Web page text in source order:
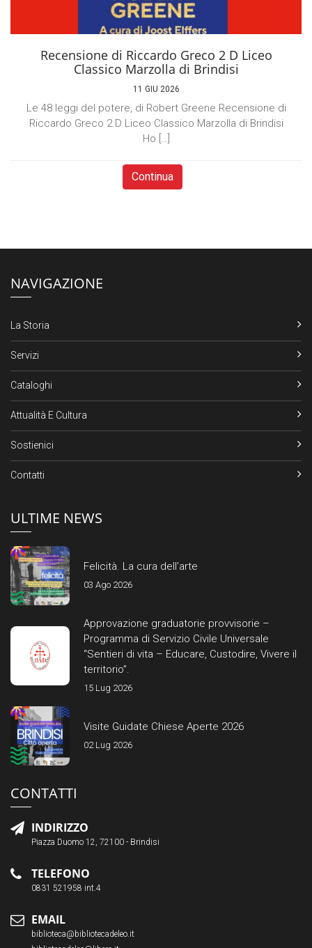
Recensione di Riccardo Greco 2 D Liceo
Classico Marzolla di Brindisi
11 GIU 2026
Le 48 leggi del potere, di Robert Greene Recensione di
Riccardo Greco 2 D Liceo Classico Marzolla di Brindisi
Ho […]
Continua
NAVIGAZIONE
La Storia
Servizi
Cataloghi
Attualità E Cultura
Sostienici
Contatti
ULTIME NEWS
Felicità. La cura dell’arte
03 Ago 2026
Approvazione graduatorie provvisorie –
Programma di Servizio Civile Universale
“Sentieri di vita – Educare, Custodire, Vivere il
territorio”.
15 Lug 2026
Visite Guidate Chiese Aperte 2026
02 Lug 2026
CONTATTI
INDIRIZZO
Piazza Duomo 12, 72100 - Brindisi
TELEFONO
0831 521958 int.4
EMAIL
biblioteca@bibliotecadeleo.it